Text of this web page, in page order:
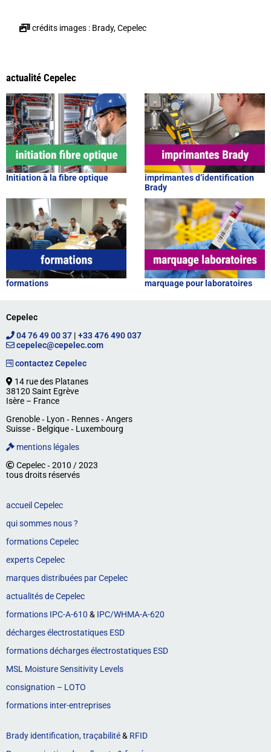
crédits images : Brady, Cepelec
actualité Cepelec
Initiation à la fibre optique
imprimantes d’identification
Brady
formations marquage pour laboratoires
Cepelec
04 76 49 00 37 | +33 476 490 037
cepelec@cepelec.com
contactez Cepelec
14 rue des Platanes
38120 Saint Egrève
Isère – France
Grenoble ‐ Lyon ‐ Rennes ‐ Angers
Suisse ‐ Belgique ‐ Luxembourg
mentions légales
Cepelec ‐ 2010 / 2023
tous droits réservés
accueil Cepelec
qui sommes nous ?
formations Cepelec
experts Cepelec
marques distribuées par Cepelec
actualités de Cepelec
formations IPC-A-610 & IPC/WHMA-A-620
décharges électrostatiques ESD
formations décharges électrostatiques ESD
MSL Moisture Sensitivity Levels
consignation – LOTO
formations inter-entreprises
Brady identification, traçabilité& RFID